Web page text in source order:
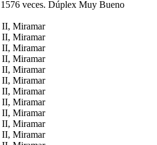
veces. Dúplex Muy Bueno